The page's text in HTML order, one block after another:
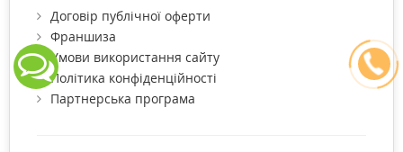
Договір публічної оферти
Франшиза
Умови використання сайту
Політика конфіденційності
Партнерська програма